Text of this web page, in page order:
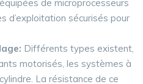
de microprocesseurs
d’exploitation sécurisés pour
Différents types existent,
motorisés, les systèmes à
La résistance de ce